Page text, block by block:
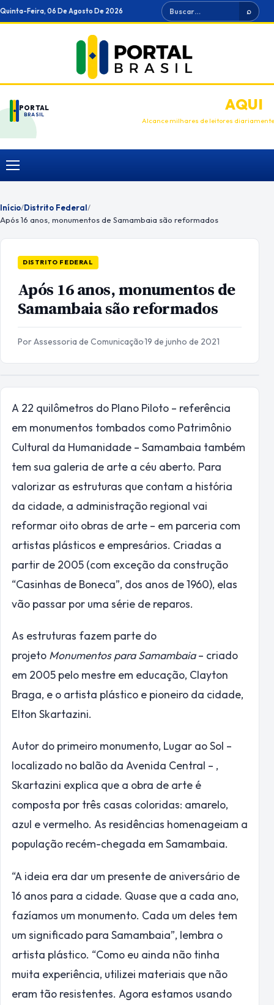
Ir
para
Quinta-Feira, 06 De Agosto De 2026 Buscar ⌕
PORTAL
BRASIL
ANUNCIEAQUI
Alcance milhares de leitores diariamente
Menu
Início/Distrito Federal/
Após 16 anos, monumentos de Samambaia são reformados
DISTRITO FEDERAL
Após 16 anos, monumentos de
Samambaia são reformados
Por Assessoria de Comunicação·19 de junho de 2021
A 22 quilômetros do Plano Piloto – referência
em monumentos tombados como Patrimônio
Cultural da Humanidade – Samambaia também
tem sua galeria de arte a céu aberto. Para
valorizar as estruturas que contam a história
da cidade, a administração regional vai
reformar oito obras de arte – em parceria com
artistas plásticos e empresários. Criadas a
partir de 2005 (com exceção da construção
“Casinhas de Boneca”, dos anos de 1960), elas
vão passar por uma série de reparos.
As estruturas fazem parte do
projeto Monumentos para Samambaia– criado
em 2005 pelo mestre em educação, Clayton
Braga, e o artista plástico e pioneiro da cidade,
Elton Skartazini.
Autor do primeiro monumento, Lugar ao Sol –
localizado no balão da Avenida Central – ,
Skartazini explica que a obra de arte é
composta por três casas coloridas: amarelo,
azul e vermelho. As residências homenageiam a
população recém-chegada em Samambaia.
“A ideia era dar um presente de aniversário de
16 anos para a cidade. Quase que a cada ano,
fazíamos um monumento. Cada um deles tem
um significado para Samambaia”, lembra o
artista plástico. “Como eu ainda não tinha
muita experiência, utilizei materiais que não
eram tão resistentes. Agora estamos usando